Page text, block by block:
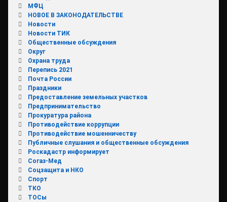
МФЦ
НОВОЕ В ЗАКОНОДАТЕЛЬСТВЕ
Новости
Новости ТИК
Общественные обсуждения
Округ
Охрана труда
Перепись 2021
Почта России
Праздники
Предоставление земельных участков
Предпринимательство
Прокуратура района
Противодействие коррупции
Противодействие мошенничеству
Публичные слушания и общественные обсуждения
Роскадастр информирует
Согаз-Мед
Соцзащита и НКО
Спорт
ТКО
ТОСы